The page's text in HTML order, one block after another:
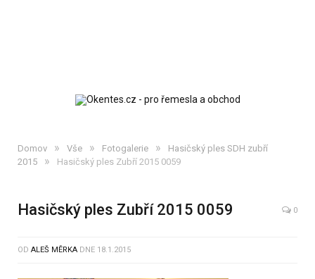
Domov » Vše » Fotogalerie »
Hasičský ples SDH zubří
2015
» Hasičský ples Zubří 2015 0059
Hasičský ples Zubří 2015 0059 0
OD ALEŠ MĚRKA DNE 18.1.2015